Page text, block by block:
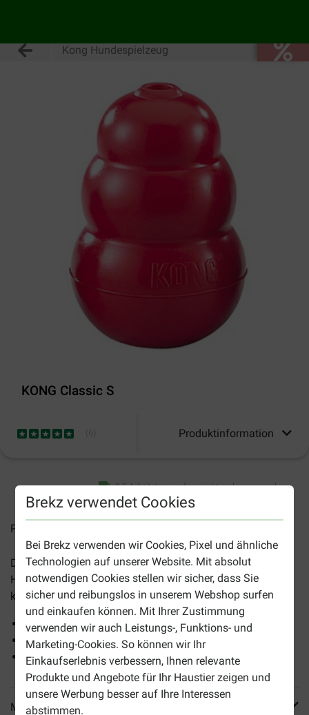
Brekz verwendet Cookies
Bei Brekz verwenden wir Cookies, Pixel und ähnliche
Technologien auf unserer Website. Mit absolut
notwendigen Cookies stellen wir sicher, dass Sie
sicher und reibungslos in unserem Webshop surfen
und einkaufen können. Mit Ihrer Zustimmung
verwenden wir auch Leistungs-, Funktions- und
Marketing-Cookies. So können wir Ihr
Einkaufserlebnis verbessern, Ihnen relevante
Produkte und Angebote für Ihr Haustier zeigen und
unsere Werbung besser auf Ihre Interessen
abstimmen.
Kong Hundespielzeug
KONG Classic S
Produktinformation
2-5 Arbeitstage, sofern nicht anders angegeben
Preise inkl. MwSt zzgl.
DerKong Classic Smallist ein robustes Gummi-
Hundespielzeug aus Naturkautschuk und ist für Hunde
kleiner Rassen geeignet.
Robustes Hundespielzeug
Natürliches Gummi
Geeignet für kleine Rassen
Mehr Produktinfos